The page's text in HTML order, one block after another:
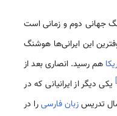
جهانی دوم و زمانی است
این ایرانی‌ها هوشنگ
هم رسید. انصاری بعد از
] یکی دیگر از ایرانیانی که در
تدریسزبان فارسیرا در